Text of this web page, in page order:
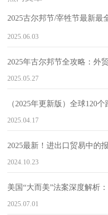
2025.06.03
2025.05.27
2025.04.17
2024.10.23
美国“大而美”法案深度解析
2025.07.01